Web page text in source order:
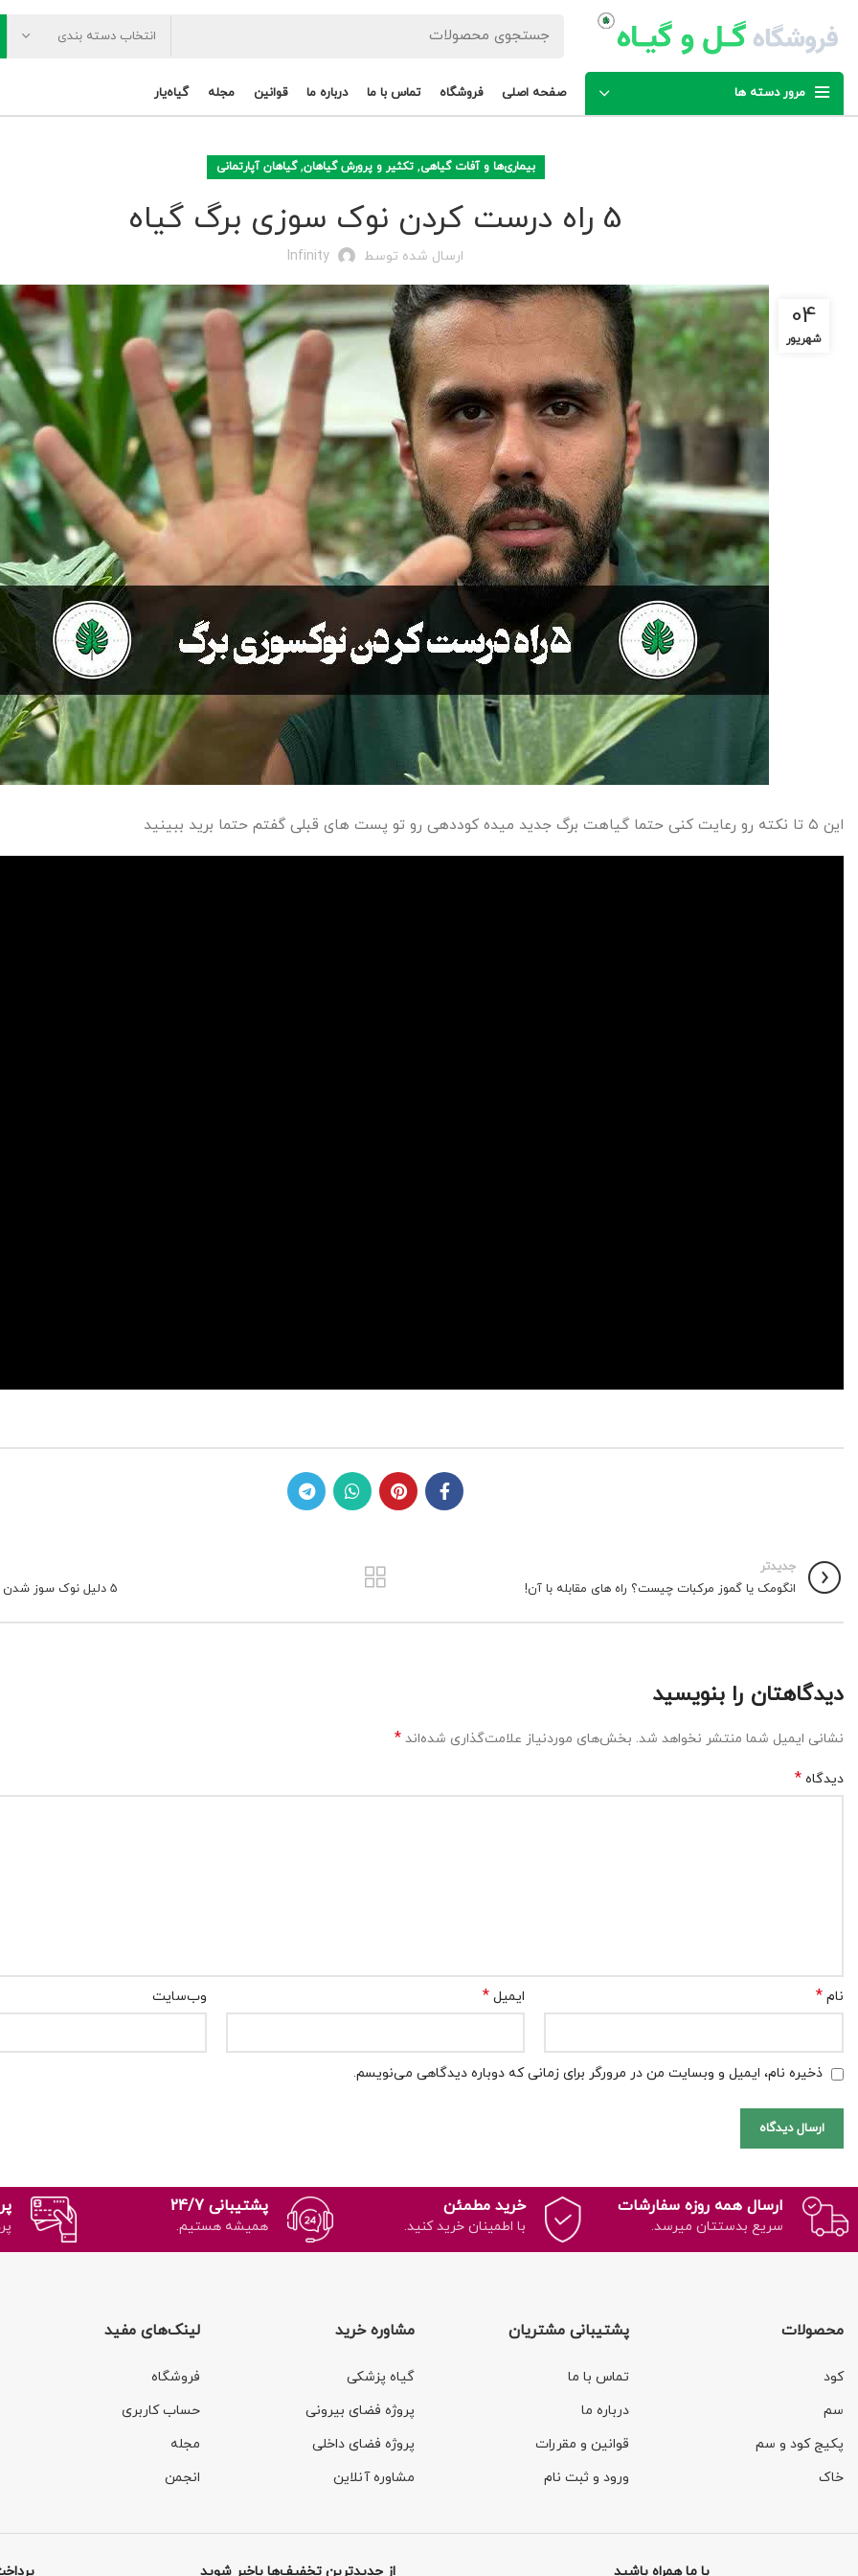
انتخاب دسته بندی
مرور دسته ها صفحه اصلی فروشگاه تماس با ما درباره ما قوانین مجله گیاه‌یار
بیماری‌ها و آفات گیاهی,تکثیر و پرورش گیاهان,گیاهان آپارتمانی
5 راه درست کردن نوک سوزی برگ گیاه
ارسال شده توسط Infinity
04
شهریور
این ۵ تا نکته رو رعایت کنی حتما گیاهت برگ جدید میده کوددهی رو تو پست های قبلی گفتم حتما برید ببینید
جدیدتر
انگومک یا گموز مرکبات چیست؟ راه های مقابله با آن!
5 دلیل نوک سوز شدن برگ گیاه
دیدگاهتان را بنویسید
نشانی ایمیل شما منتشر نخواهد شد. بخش‌های موردنیاز علامت‌گذاری شده‌اند *
دیدگاه *
نام * ایمیل * وب‌سایت
ذخیره نام، ایمیل و وبسایت من در مرورگر برای زمانی که دوباره دیدگاهی می‌نویسم.
ارسال همه روزه سفارشات
سریع بدستتان میرسد.
خرید مطمئن
با اطمینان خرید کنید.
پشتیبانی 24/7
همیشه هستیم.
محصولات
کود
سم
پکیج کود و سم
خاک
پشتیبانی مشتریان
تماس با ما
درباره ما
قوانین و مقررات
ورود و ثبت نام
مشاوره خرید
گیاه پزشکی
پروژه فضای بیرونی
پروژه فضای داخلی
مشاوره آنلاین
لینک‌های مفید
فروشگاه
حساب کاربری
مجله
انجمن
با ما همراه باشید از جدیدترین تخفیف‌ها باخبر شوید